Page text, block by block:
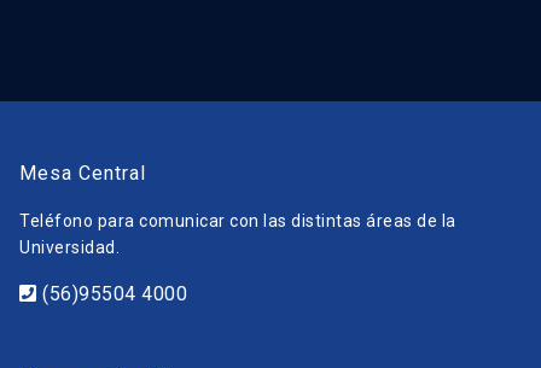
Mesa Central
Teléfono para comunicar con las distintas áreas de la
Universidad.
(56)95504 4000